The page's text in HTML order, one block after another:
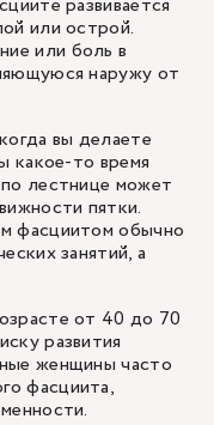
или острой.
или боль в
наружу от
вы делаете
какое-то время
лестнице может
пятки.
фасциитом обычно
занятий, а
от 40 до 70
развития
женщины часто
фасциита,